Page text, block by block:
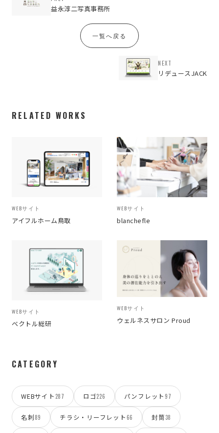
益永淳二写真事務所
一覧へ戻る
NEXT
リデュースJACK
RELATED WORKS
WEBサイト
アイフルホーム鳥取
WEBサイト
blanchefle
WEBサイト
ベクトル総研
WEBサイト
ウェルネスサロン Proud
CATEGORY
WEBサイト 287 ロゴ226 パンフレット 97
名刺89 チラシ・リーフレット66 封筒38